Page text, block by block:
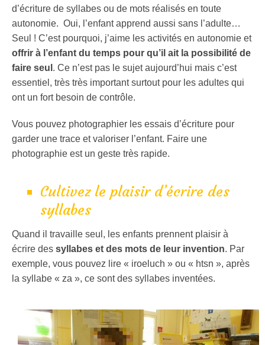
d’écriture de syllabes ou de mots réalisés en toute
autonomie. Oui, l’enfant apprend aussi sans l’adulte…
Seul ! C’est pourquoi, j’aime les activités en autonomie et
offrir à l’enfant du temps pour qu’il ait la possibilité de
faire seul . Ce n’est pas le sujet aujourd’hui mais c’est
essentiel, très très important surtout pour les adultes qui
ont un fort besoin de contrôle.
Vous pouvez photographier les essais d’écriture pour
garder une trace et valoriser l’enfant. Faire une
photographie est un geste très rapide.
Cultivez le plaisir d’écrire des
syllabes
Quand il travaille seul, les enfants prennent plaisir à
écrire des syllabes et des mots de leur invention. Par
exemple, vous pouvez lire « iroeluch » ou « htsn », après
la syllabe « za », ce sont des syllabes inventées.